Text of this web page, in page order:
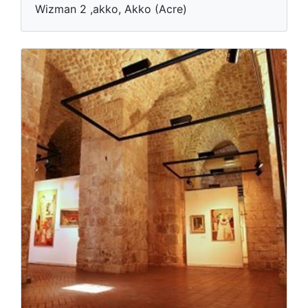
Wizman 2 ,akko, Akko (Acre)